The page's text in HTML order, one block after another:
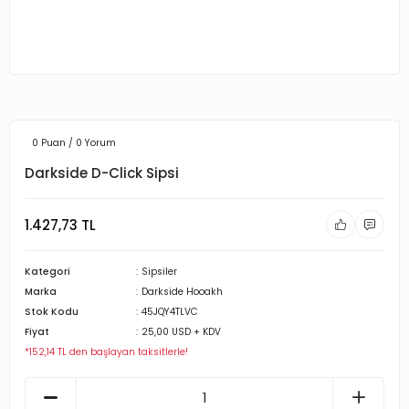
0 Puan / 0 Yorum
Darkside D-Click Sipsi
1.427,73 TL
Kategori
Sipsiler
Marka
Darkside Hooakh
Stok Kodu
45JQY4TLVC
Fiyat
25,00 USD + KDV
*152,14 TL den başlayan taksitlerle!